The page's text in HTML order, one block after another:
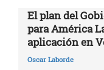
El plan del
para América
aplicación en
Oscar Laborde